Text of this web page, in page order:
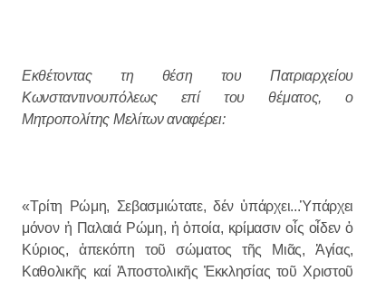
Εκθέτοντας τη θέση του Πατριαρχείου
Κωνσταντινουπόλεως επί του θέματος, ο
Μητροπολίτης Μελίτων αναφέρει:
«Τρίτη Ρώμη, Σεβασμιώτατε, δέν ὑπάρχει...Ὑπάρχει
μόνον ἡ Παλαιά Ρώμη, ἡ ὁποία, κρίμασιν οἷς οἶδεν ὁ
Κύριος, ἀπεκόπη τοῦ σώματος τῆς Μιᾶς, Ἁγίας,
Καθολικῆς καί Ἀποστολικῆς Ἐκκλησίας τοῦ Χριστοῦ